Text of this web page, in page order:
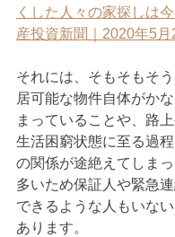
くした人々の家探しは
産投資新聞｜2020年5月
それには、そもそもそ
居可能な物件自体がか
まっていることや、路
生活困窮状態に至る過
の関係が途絶えてしま
多いため保証人や緊急
できるような人もいな
あります。